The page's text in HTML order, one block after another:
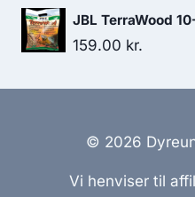
JBL TerraWood
159.00 kr.
© 2026
Vi henviser til